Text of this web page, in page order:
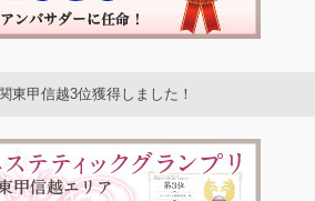
東甲信越3位獲得しました！